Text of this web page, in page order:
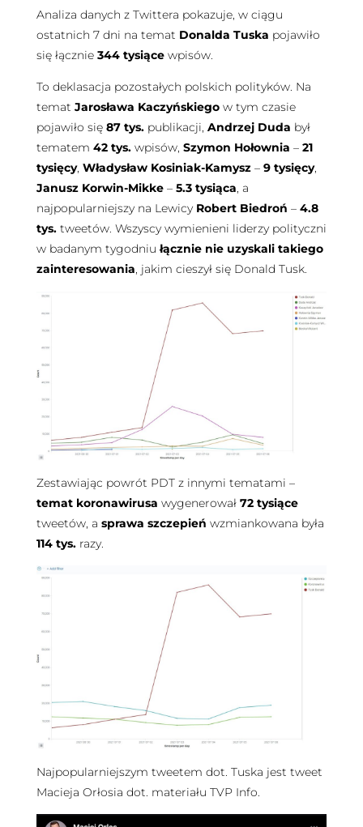
Analiza danych z Twittera pokazuje, w ciągu
ostatnich 7 dni na temat Donalda Tuska pojawiło
się łącznie 344 tysiącewpisów.
To deklasacja pozostałych polskich polityków. Na
temat Jarosława Kaczyńskiegow tym czasie
pojawiło się 87 tys.publikacji, Andrzej Duda był
tematem 42 tys.wpisów, Szymon Hołownia – 21
tysięcy, Władysław Kosiniak-Kamysz – 9 tysięcy,
Janusz Korwin-Mikke– 5.3 tysiąca, a
najpopularniejszy na Lewicy Robert Biedroń – 4.8
tys.tweetów. Wszyscy wymienieni liderzy polityczni
w badanym tygodniułącznie nie uzyskali takiego
zainteresowania, jakim cieszył się Donald Tusk.
Zestawiając powrót PDT z innymi tematami –
temat koronawirusa wygenerował 72 tysiące
tweetów, a sprawa szczepień wzmiankowana była
114 tys.razy.
Najpopularniejszym tweetem dot. Tuska jest tweet
Macieja Orłosia dot. materiału TVP Info.